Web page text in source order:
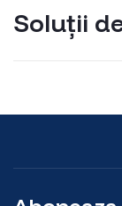
Soluții